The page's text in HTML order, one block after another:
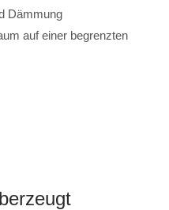
Dämmung
auf einer begrenzten